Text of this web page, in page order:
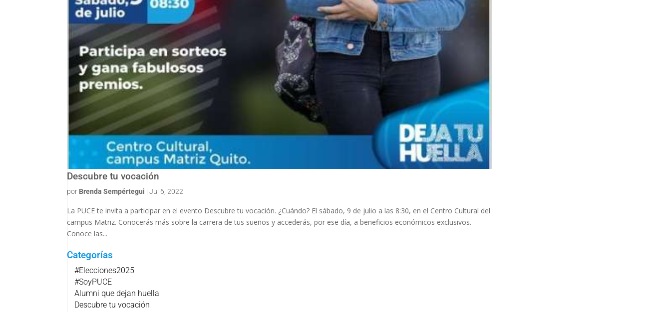
Descubre tu vocación
por Brenda Sempértegui |Jul 6, 2022
La PUCE te invita a participar en el evento Descubre tu vocación. ¿Cuándo? El sábado, 9 de julio a las 8:30, en el Centro Cultural del
campus Matriz. Conocerás más sobre la carrera de tus sueños y accederás, por ese día, a beneficios económicos exclusivos.
Conoce las...
Categorías
#Elecciones2025
#SoyPUCE
Alumni que dejan huella
Descubre tu vocación